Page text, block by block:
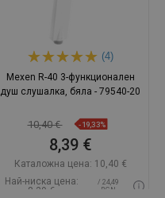
(4)
Mexen R-40 3-функционален
душ слушалка, бяла - 79540-20
10,40 € -19,33%
8,39 €
Каталожна цена: 10,40 €
Най-ниска цена:
8,39 €
/ 24,49
BGN